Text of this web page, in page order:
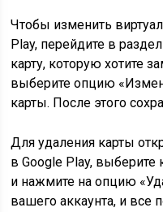
Чтобы изменить
Play, перейдите в
карту, которую хотите
выберите опцию
карты. После этого
Для удаления карты
в Google Play, выберите
и нажмите на опцию
вашего аккаунта, и все